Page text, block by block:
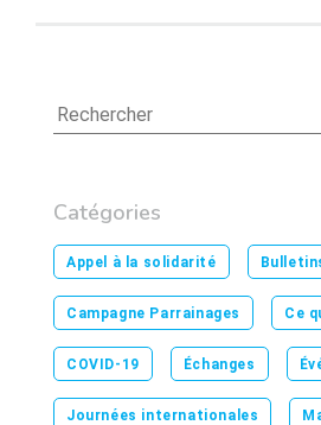
Catégories
Appel à la solidarité
Campagne Parrainages Ce
COVID-19 Échanges
Journées internationales